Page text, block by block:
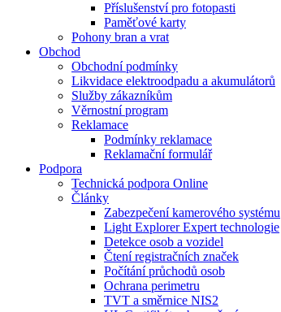
Příslušenství pro fotopasti
Paměťové karty
Pohony bran a vrat
Obchod
Obchodní podmínky
Likvidace elektroodpadu a akumulátorů
Služby zákazníkům
Věrnostní program
Reklamace
Podmínky reklamace
Reklamační formulář
Podpora
Technická podpora Online
Články
Zabezpečení kamerového systému
Light Explorer Expert technologie
Detekce osob a vozidel
Čtení registračních značek
Počítání průchodů osob
Ochrana perimetru
TVT a směrnice NIS2